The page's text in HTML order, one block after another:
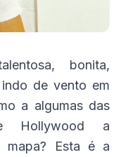
bonita,
de vento em
a algumas das
Hollywood a
mapa? Esta é a